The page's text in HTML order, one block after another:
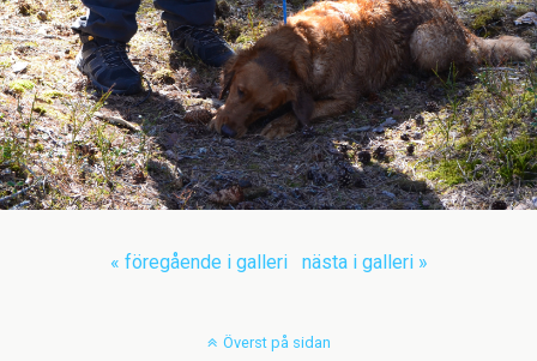
« föregående i galleri nästa i galleri »
Överst på sidan